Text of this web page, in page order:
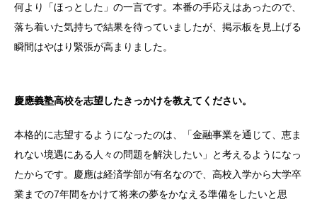
何より「ほっとした」の一言です。本番の手応えはあったので、
落ち着いた気持ちで結果を待っていましたが、掲示板を見上げる
瞬間はやはり緊張が高まりました。
慶應義塾高校を志望したきっかけを教えてください。
本格的に志望するようになったのは、「金融事業を通じて、恵ま
れない境遇にある人々の問題を解決したい」と考えるようになっ
たからです。慶應は経済学部が有名なので、高校入学から大学卒
業までの7年間をかけて将来の夢をかなえる準備をしたいと思